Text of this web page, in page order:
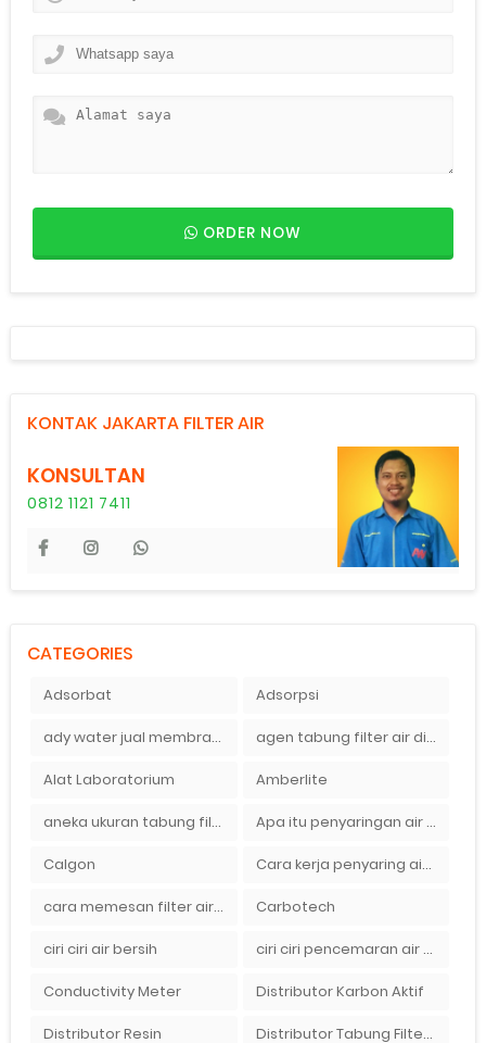
ORDER NOW
KONTAK JAKARTA FILTER AIR
KONSULTAN
0812 1121 7411
CATEGORIES
Adsorbat Adsorpsi
ady water jual membran ro 2000 gpd harganya sangat murah agen tabung filter air di bandung
Alat Laboratorium Amberlite
aneka ukuran tabung filter air Apa itu penyaringan air secara umum
Calgon Cara kerja penyaring air Ady Water dengan tabung FRP berisikan lapisan media filter air
cara memesan filter air Ady Wate Carbotech
ciri ciri air bersih ciri ciri pencemaran air sumur bor di rumah
Conductivity Meter Distributor Karbon Aktif
Distributor Resin Distributor Tabung Filter Air FRP1054 di Bandung